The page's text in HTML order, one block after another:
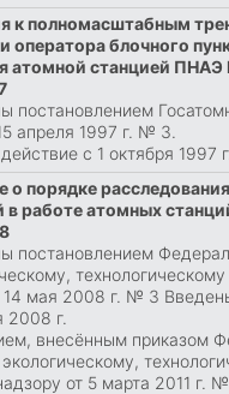
к полномасштабным
оператора блочного
атомной станцией
постановлением
апреля 1997 г. № 3.
с 1 октября 1997 г.
о порядке
в работе атомных
постановлением
14 мая 2008 г. № 3
2008 г.
внесённым приказом
от 5 марта 2011 г.